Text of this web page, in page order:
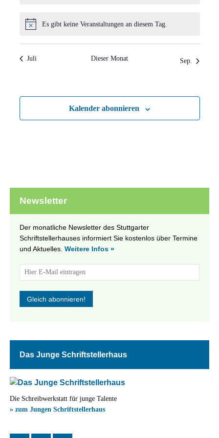
Hinweis
Es gibt keine Veranstaltungen an diesem Tag.
Juli Dieser Monat Sep.
Kalender abonnieren
Newsletter
Der monatliche Newsletter des Stuttgarter
Schriftstellerhauses informiert Sie kostenlos über Termine
und Aktuelles. Weitere Infos »
Das Junge Schriftstellerhaus
Die Schreibwerkstatt für junge Talente
» zum Jungen Schriftstellerhaus